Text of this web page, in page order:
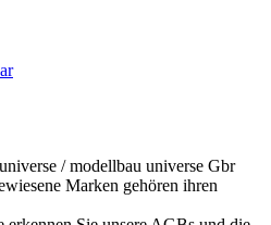
/ modellbau universe Gbr
Marken gehören ihren